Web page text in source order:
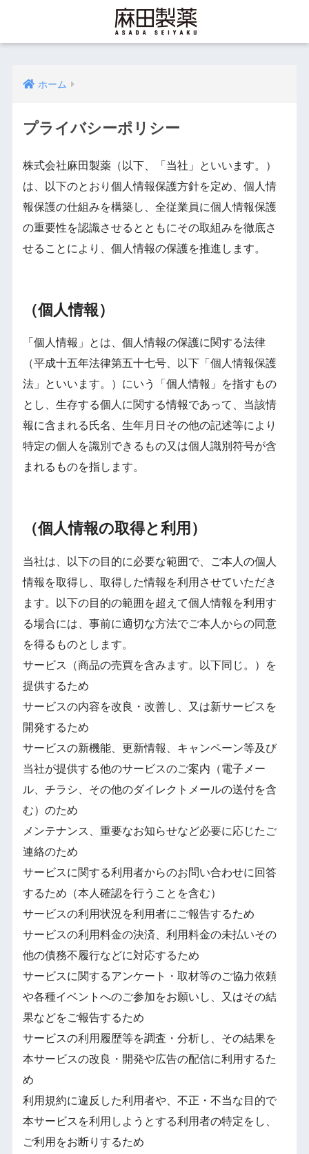
ホーム
プライバシーポリシー
株式会社麻田製薬（以下、「当社」といいます。）
は、以下のとおり個人情報保護方針を定め、個人情
報保護の仕組みを構築し、全従業員に個人情報保護
の重要性を認識させるとともにその取組みを徹底さ
せることにより、個人情報の保護を推進します。
（個人情報）
「個人情報」とは、個人情報の保護に関する法律
（平成十五年法律第五十七号、以下「個人情報保護
法」といいます。）にいう「個人情報」を指すもの
とし、生存する個人に関する情報であって、当該情
報に含まれる氏名、生年月日その他の記述等により
特定の個人を識別できるもの又は個人識別符号が含
まれるものを指します。
（個人情報の取得と利用）
当社は、以下の目的に必要な範囲で、ご本人の個⼈
情報を取得し、取得した情報を利用させていただき
ます。以下の⽬的の範囲を超えて個⼈情報を利⽤す
る場合には、事前に適切な⽅法でご本人からの同意
を得るものとします。
サービス（商品の売買を含みます。以下同じ。）を
提供するため
サービスの内容を改良・改善し、又は新サービスを
開発するため
サービスの新機能、更新情報、キャンペーン等及び
当社が提供する他のサービスのご案内（電子メー
ル、チラシ、その他のダイレクトメールの送付を含
む）のため
メンテナンス、重要なお知らせなど必要に応じたご
連絡のため
サービスに関する利用者からのお問い合わせに回答
するため（本人確認を行うことを含む）
サービスの利用状況を利用者にご報告するため
サービスの利用料金の決済、利用料金の未払いその
他の債務不履行などに対応するため
サービスに関するアンケート・取材等のご協力依頼
や各種イベントへのご参加をお願いし、又はその結
果などをご報告するため
サービスの利用履歴等を調査・分析し、その結果を
本サービスの改良・開発や広告の配信に利用するた
め
利用規約に違反した利用者や、不正・不当な目的で
本サービスを利用しようとする利用者の特定をし、
ご利用をお断りするため